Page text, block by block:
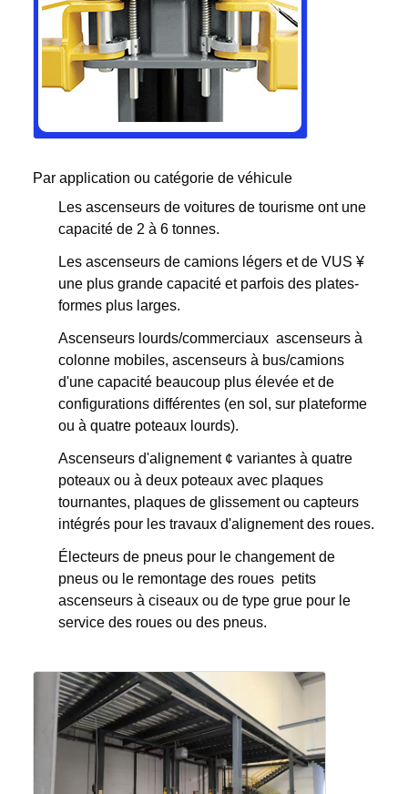
Par application ou catégorie de véhicule
Les ascenseurs de voitures de tourisme ont une
capacité de 2 à 6 tonnes.
Les ascenseurs de camions légers et de VUS ¥
une plus grande capacité et parfois des plates-
formes plus larges.
Ascenseurs lourds/commerciaux ️ ascenseurs à
colonne mobiles, ascenseurs à bus/camions
d'une capacité beaucoup plus élevée et de
configurations différentes (en sol, sur plateforme
ou à quatre poteaux lourds).
Ascenseurs d'alignement ¢ variantes à quatre
poteaux ou à deux poteaux avec plaques
tournantes, plaques de glissement ou capteurs
intégrés pour les travaux d'alignement des roues.
Électeurs de pneus pour le changement de
pneus ou le remontage des roues ️ petits
ascenseurs à ciseaux ou de type grue pour le
service des roues ou des pneus.